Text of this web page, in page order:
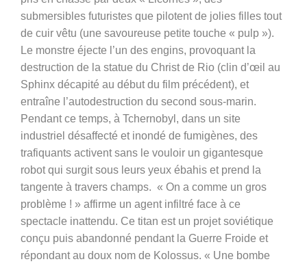
submersibles futuristes que pilotent de jolies filles tout
de cuir vêtu (une savoureuse petite touche « pulp »).
Le monstre éjecte l’un des engins, provoquant la
destruction de la statue du Christ de Rio (clin d’œil au
Sphinx décapité au début du film précédent), et
entraîne l’autodestruction du second sous-marin.
Pendant ce temps, à Tchernobyl, dans un site
industriel désaffecté et inondé de fumigènes, des
trafiquants activent sans le vouloir un gigantesque
robot qui surgit sous leurs yeux ébahis et prend la
tangente à travers champs. « On a comme un gros
problème ! » affirme un agent infiltré face à ce
spectacle inattendu. Ce titan est un projet soviétique
conçu puis abandonné pendant la Guerre Froide et
répondant au doux nom de Kolossus. « Une bombe